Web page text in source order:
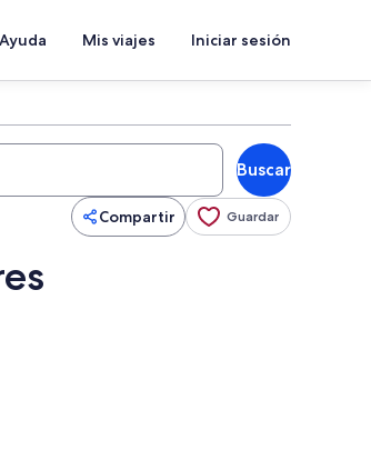
Ayuda Mis viajes Iniciar sesión
Buscar
Compartir Guardar